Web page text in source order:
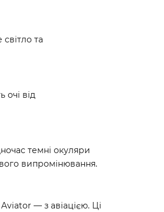
та
очі від
темні окуляри
випромінювання.
— з авіацією. Ці